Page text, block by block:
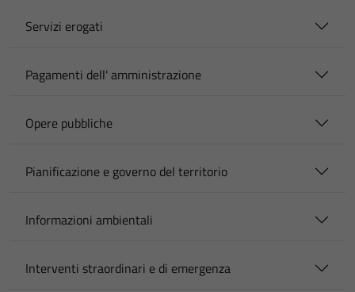
Servizi erogati
Pagamenti dell' amministrazione
Opere pubbliche
Pianificazione e governo del territorio
Informazioni ambientali
Interventi straordinari e di emergenza